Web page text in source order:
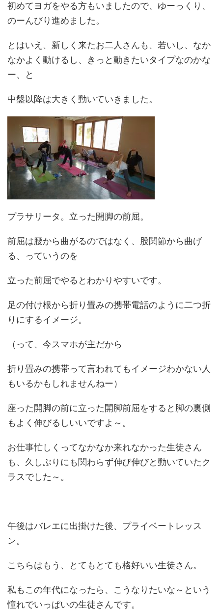
初めてヨガをやる方もいましたので、ゆーっくり、
のーんびり進めました。
とはいえ、新しく来たお二人さんも、若いし、なか
なかよく動けるし、きっと動きたいタイプなのかな
ー、と
中盤以降は大きく動いていきました。
プラサリータ。立った開脚の前屈。
前屈は腰から曲がるのではなく、股関節から曲げ
る、っていうのを
立った前屈でやるとわかりやすいです。
足の付け根から折り畳みの携帯電話のように二つ折
りにするイメージ。
（って、今スマホが主だから
折り畳みの携帯って言われてもイメージわかない人
もいるかもしれませんねー）
座った開脚の前に立った開脚前屈をすると脚の裏側
もよく伸びるしいいですよ～。
お仕事忙しくってなかなか来れなかった生徒さん
も、久しぶりにも関わらず伸び伸びと動いていたク
ラスでした～。
午後はバレエに出掛けた後、プライベートレッス
ン。
こちらはもう、とてもとても格好いい生徒さん。
私もこの年代になったら、こうなりたいな～という
憧れでいっぱいの生徒さんです。